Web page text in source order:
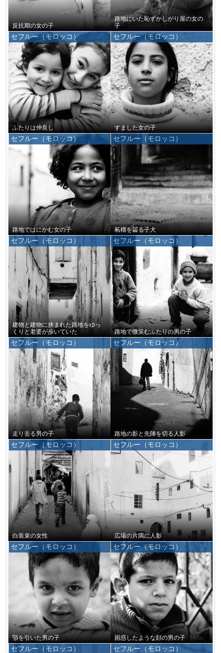
反抗期の女の子
路地にいた恥ずかしがり屋の女の
子
セフルー（モロッコ）
ふたりは仲良し
セフルー（モロッコ）
すました女の子
セフルー（モロッコ）
路地ではにかむ女の子
セフルー（モロッコ）
柘榴を齧る子犬
セフルー（モロッコ）
建物と建物に挟まれた路地をゆっ
くりと老婆が歩いていた
セフルー（モロッコ）
路地で微笑むふたりの男の子
セフルー（モロッコ）
走り去る男の子
セフルー（モロッコ）
路地の影と先陣を切る人影
セフルー（モロッコ）
白装束の女性
セフルー（モロッコ）
広場の片隅に人影
セフルー（モロッコ）
顎を引いた男の子
セフルー（モロッコ）
困惑したような顔の男の子
セフルー（モロッコ） セフルー（モロッコ）